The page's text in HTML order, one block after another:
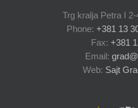
Trg kralja Petra I
Phone: +381 13
Fax: +381
Email:
Web: Sajt